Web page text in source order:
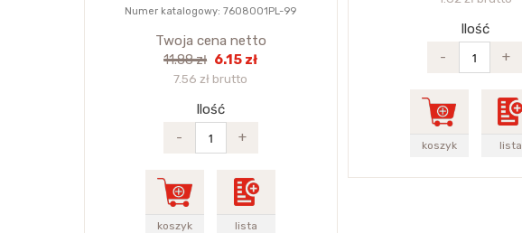
Numer katalogowy: 7608001PL-99
Twoja cena netto
11.88 zł 6.15 zł
7.56 zł brutto
Ilość
-
+
koszyk lista
Ilość
-
+
koszyk lista